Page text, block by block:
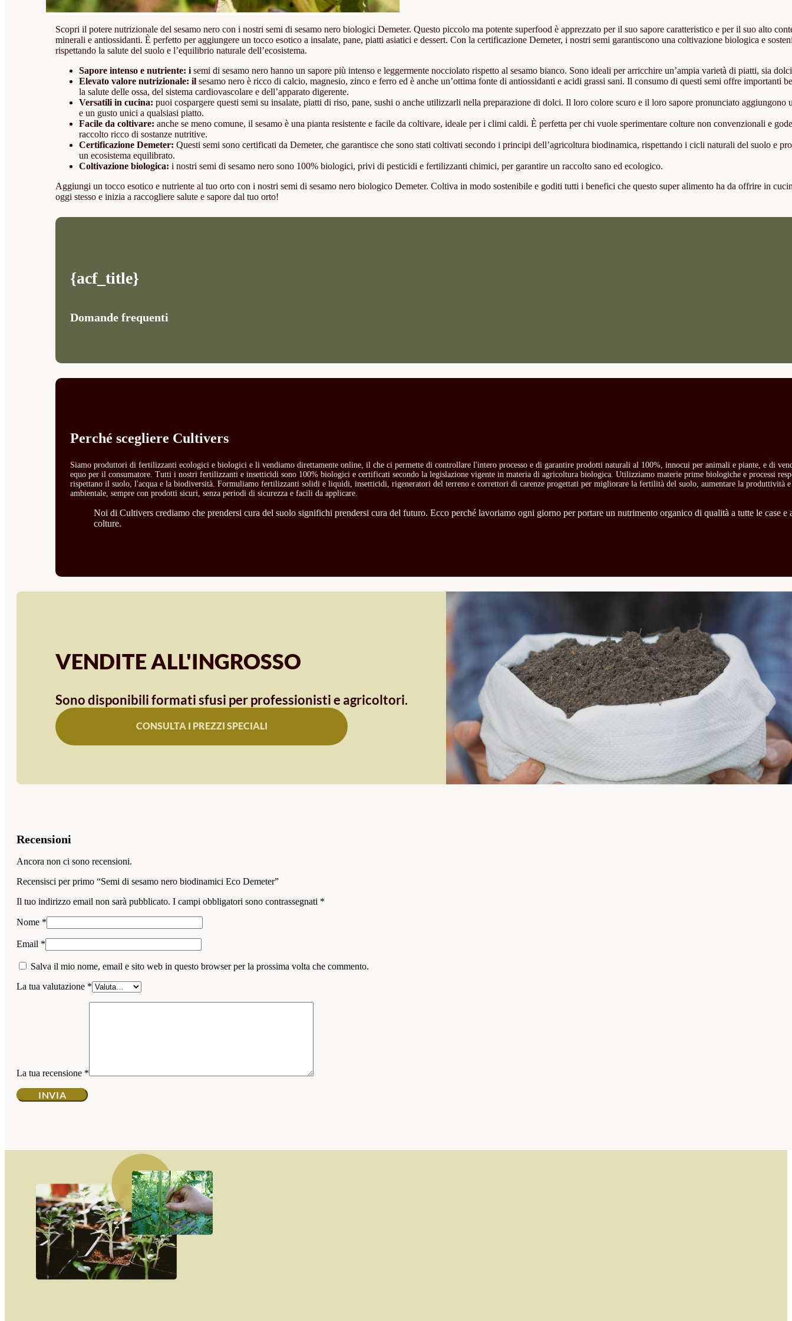
Scopri il potere nutrizionale del sesamo nero con i nostri semi di sesamo nero biologici Demeter. Questo piccolo ma potente superfood è apprezzato per il suo sapore caratteristico e per il suo alto
minerali e antiossidanti. È perfetto per aggiungere un tocco esotico a insalate, pane, piatti asiatici e dessert. Con la certificazione Demeter, i nostri semi garantiscono una coltivazione biologica e
rispettando la salute del suolo e l’equilibrio naturale dell’ecosistema.
Sapore intenso e nutriente: i semi di sesamo nero hanno un sapore più intenso e leggermente nocciolato rispetto al sesamo bianco. Sono ideali per arricchire un’ampia varietà di piatti, sia
Elevato valore nutrizionale: il sesamo nero è ricco di calcio, magnesio, zinco e ferro ed è anche un’ottima fonte di antiossidanti e acidi grassi sani. Il consumo di questi semi offre importanti
la salute delle ossa, del sistema cardiovascolare e dell’apparato digerente.
Versatili in cucina: puoi cospargere questi semi su insalate, piatti di riso, pane, sushi o anche utilizzarli nella preparazione di dolci. Il loro colore scuro e il loro sapore pronunciato aggiungono
e un gusto unici a qualsiasi piatto.
Facile da coltivare: anche se meno comune, il sesamo è una pianta resistente e facile da coltivare, ideale per i climi caldi. È perfetta per chi vuole sperimentare colture non convenzionali e
raccolto ricco di sostanze nutritive.
Certificazione Demeter: Questi semi sono certificati da Demeter, che garantisce che sono stati coltivati secondo i principi dell’agricoltura biodinamica, rispettando i cicli naturali del suolo e
un ecosistema equilibrato.
Coltivazione biologica: i nostri semi di sesamo nero sono 100% biologici, privi di pesticidi e fertilizzanti chimici, per garantire un raccolto sano ed ecologico.
Aggiungi un tocco esotico e nutriente al tuo orto con i nostri semi di sesamo nero biologico Demeter. Coltiva in modo sostenibile e goditi tutti i benefici che questo super alimento ha da offrire in
oggi stesso e inizia a raccogliere salute e sapore dal tuo orto!
{acf_title}
Domande frequenti
Perché scegliere Cultivers
Siamo produttori di fertilizzanti ecologici e biologici e li vendiamo direttamente online, il che ci permette di controllare l'intero processo e di garantire prodotti naturali al 100%, innocui per animali e piante, e di
equo per il consumatore. Tutti i nostri fertilizzanti e insetticidi sono 100% biologici e certificati secondo la legislazione vigente in materia di agricoltura biologica. Utilizziamo materie prime biologiche e processi
rispettano il suolo, l'acqua e la biodiversità. Formuliamo fertilizzanti solidi e liquidi, insetticidi, rigeneratori del terreno e correttori di carenze progettati per migliorare la fertilità del suolo, aumentare la produttività
ambientale, sempre con prodotti sicuri, senza periodi di sicurezza e facili da applicare.
Noi di Cultivers crediamo che prendersi cura del suolo significhi prendersi cura del futuro. Ecco perché lavoriamo ogni giorno per portare un nutrimento organico di qualità a tutte le case e
colture.
VENDITE ALL'INGROSSO
Sono disponibili formati sfusi per professionisti e agricoltori.
CONSULTA I PREZZI SPECIALI
Recensioni
Ancora non ci sono recensioni.
Recensisci per primo “Semi di sesamo nero biodinamici Eco Demeter”
Il tuo indirizzo email non sarà pubblicato. I campi obbligatori sono contrassegnati *
Nome *
Email *
Salva il mio nome, email e sito web in questo browser per la prossima volta che commento.
La tua valutazione *
La tua recensione *